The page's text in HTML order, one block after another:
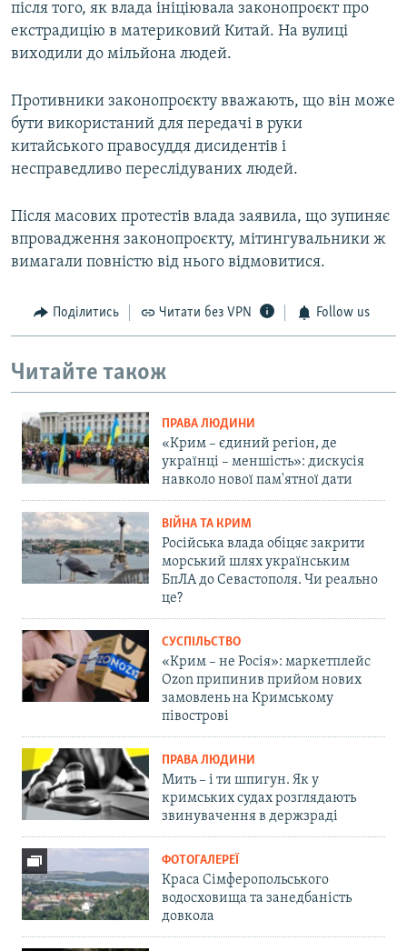
після того, як влада ініціювала законопроєкт про
екстрадицію в материковий Китай. На вулиці
виходили до мільйона людей.
Противники законопроєкту вважають, що він може
бути використаний для передачі в руки
китайського правосуддя дисидентів і
несправедливо переслідуваних людей.
Після масових протестів влада заявила, що зупиняє
впровадження законопроєкту, мітингувальники ж
вимагали повністю від нього відмовитися.
Поділитись Читати без VPN Follow us
Читайте також
ПРАВА ЛЮДИНИ
«Крим – єдиний регіон, де
українці – меншість»: дискусія
навколо нової пам'ятної дати
ВІЙНА ТА КРИМ
Російська влада обіцяє закрити
морський шлях українським
БпЛА до Севастополя. Чи реально
це?
СУСПІЛЬСТВО
«Крим – не Росія»: маркетплейс
Ozon припинив прийом нових
замовлень на Кримському
півострові
ПРАВА ЛЮДИНИ
Мить – і ти шпигун. Як у
кримських судах розглядають
звинувачення в держзраді
ФОТОГАЛЕРЕЇ
Краса Сімферопольського
водосховища та занедбаність
довкола